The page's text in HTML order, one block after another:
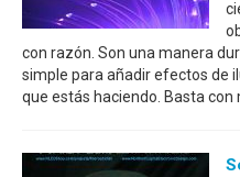
con razón. Son una manera
simple para añadir efectos de
que estás haciendo. Basta con